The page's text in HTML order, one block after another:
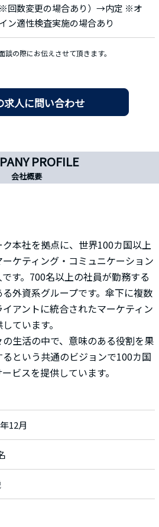
回数変更の場合あり）→内定 ※オ
ン適性検査実施の場合あり
の際にお伝えさせて頂きます。
求人に問い合わせ
PROFILE
会社概要
本社を拠点に、世界100カ国以上
ケティング・コミュニケーション
す。700名以上の社員が勤務する
外資系グループです。傘下に複数
アントに統合されたマーケティン
ています。
生活の中で、意味のある役割を果
という共通のビジョンで100カ国
ビスを提供しています。
12月